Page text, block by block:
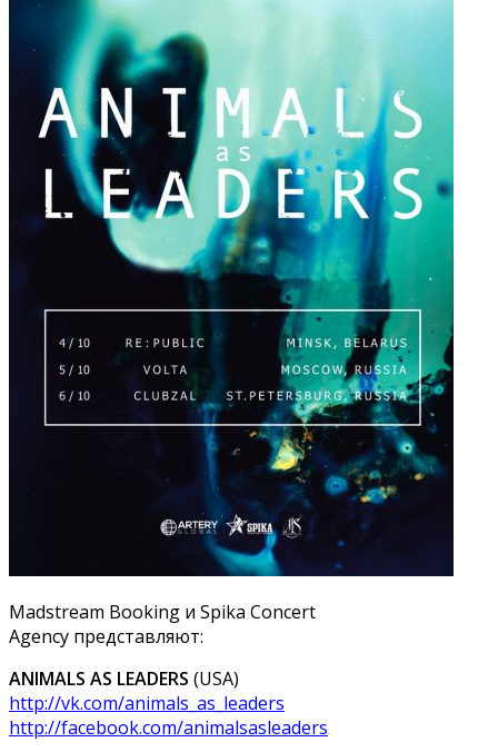
Madstream Booking и Spika Concert
Agency представляют:
ANIMALS AS LEADERS (USA)
http://vk.com/animals_as_leaders
http://facebook.com/animalsasleaders